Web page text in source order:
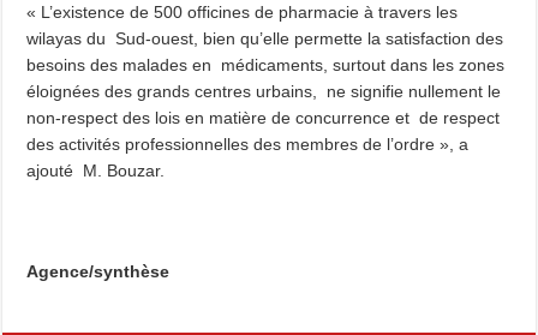
« L’existence de 500 officines de pharmacie à travers les
wilayas du Sud-ouest, bien qu’elle permette la satisfaction des
besoins des malades en médicaments, surtout dans les zones
éloignées des grands centres urbains, ne signifie nullement le
non-respect des lois en matière de concurrence et de respect
des activités professionnelles des membres de l’ordre », a
ajouté M. Bouzar.
Agence/synthèse